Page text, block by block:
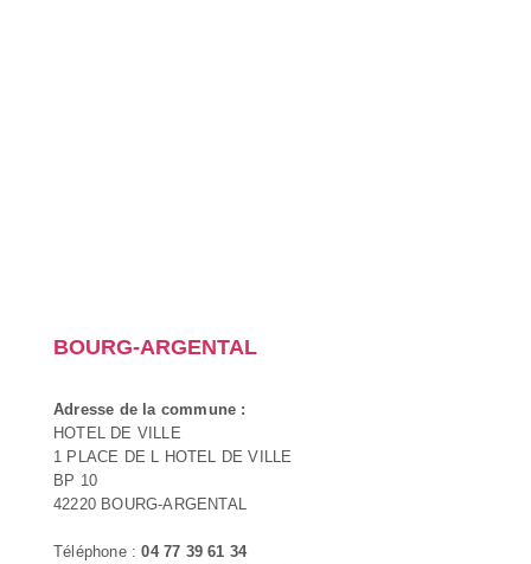
BOURG-ARGENTAL
Adresse de la commune :
HOTEL DE VILLE
1 PLACE DE L HOTEL DE VILLE
BP 10
42220 BOURG-ARGENTAL
Téléphone :04 77 39 61 34